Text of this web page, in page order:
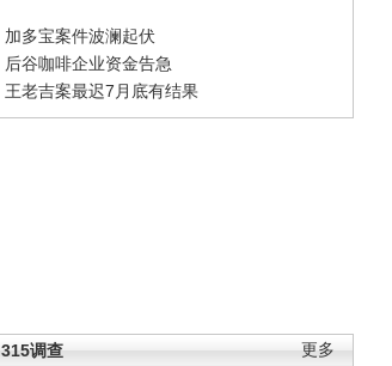
加多宝案件波澜起伏
后谷咖啡企业资金告急
王老吉案最迟7月底有结果
更多
315调查